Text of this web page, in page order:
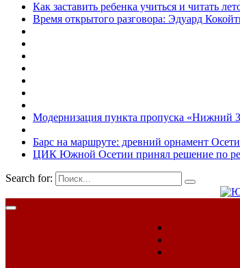
Как заставить ребенка учиться и читать
Время открытого разговора: Эдуард
Модернизация пункта пропуска «Нижний
Барс на маршруте: древний орнамент
ЦИК Южной Осетии принял решение по
Search for: